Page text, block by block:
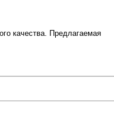
качества. Предлагаемая